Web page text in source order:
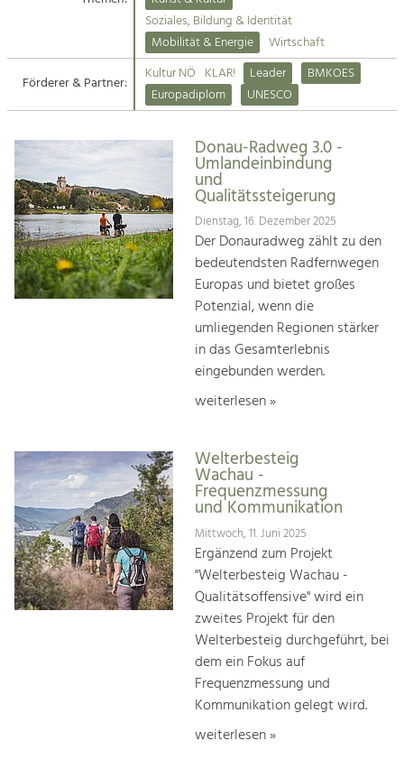
Suche
Impressum
Kontakt
Angebotsentwicklung und
Handwerk, Wissenschaft und Forschung.
Soziales, Bildung &
Identität
Gleichberechtigung, Jugend und
Integration
Mobilität & Energie
Klimawandel, öffentlicher Verkehr und
Steigerung regionaler Wertschöpfung
Soziales, Bildung & Identität
Mobilität & Energie
Wirtschaft
Förderer & Partner:
Kultur NÖ KLAR! Leader
BMKOES
Europadiplom
UNESCO
Donau-Radweg 3.0 -
Umlandeinbindung
und
Qualitätssteigerung
Dienstag, 16. Dezember 2025
Der Donauradweg zählt zu den
bedeutendsten Radfernwegen
Europas und bietet großes
Potenzial, wenn die
umliegenden Regionen stärker
in das Gesamterlebnis
eingebunden werden.
weiterlesen »
Welterbesteig
Wachau -
Frequenzmessung
und Kommunikation
Mittwoch, 11. Juni 2025
Ergänzend zum Projekt
"Welterbesteig Wachau -
Qualitätsoffensive" wird ein
zweites Projekt für den
Welterbesteig durchgeführt, bei
dem ein Fokus auf
Frequenzmessung und
Kommunikation gelegt wird.
weiterlesen »